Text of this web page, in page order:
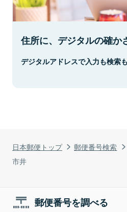
日本郵便トップ 郵便番号検索
市井
住所に、デジタルの確か
デジタルアドレスで入力も検索
郵便番号を調べる